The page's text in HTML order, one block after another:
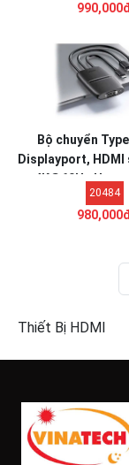
Bộ chuyển
Displayport, HDMI
4K@60Hz
20484
Thiết Bị HDMI